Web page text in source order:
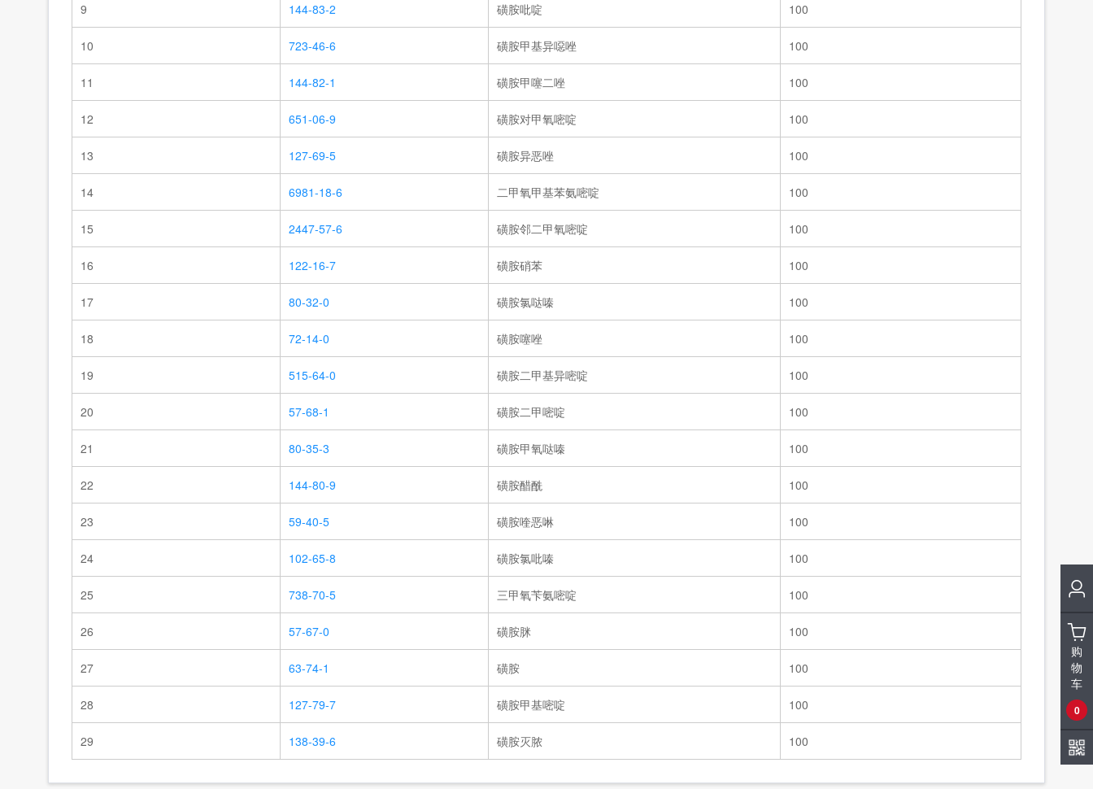
9 144-83-2 磺胺吡啶 100
10 723-46-6 磺胺甲基异噁唑 100
11 144-82-1 磺胺甲噻二唑 100
12 651-06-9 磺胺对甲氧嘧啶 100
13 127-69-5 磺胺异恶唑 100
14 6981-18-6 二甲氧甲基苯氨嘧啶 100
15 2447-57-6 磺胺邻二甲氧嘧啶 100
16 122-16-7 磺胺硝苯 100
17 80-32-0 磺胺氯哒嗪 100
18 72-14-0 磺胺噻唑 100
19 515-64-0 磺胺二甲基异嘧啶 100
20 57-68-1 磺胺二甲嘧啶 100
21 80-35-3 磺胺甲氧哒嗪 100
22 144-80-9 磺胺醋酰 100
23 59-40-5 磺胺喹恶啉 100
24 102-65-8 磺胺氯吡嗪 100
25 738-70-5 三甲氧苄氨嘧啶 100
26 57-67-0 磺胺脒 100
27 63-74-1 磺胺 100
28 127-79-7 磺胺甲基嘧啶 100
29 138-39-6 磺胺灭脓 100
购
物
车
0